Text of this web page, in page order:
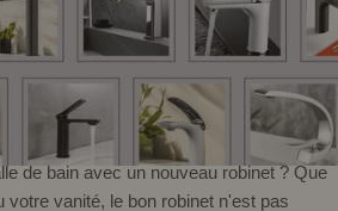
de bain avec un nouveau robinet ? Que
votre vanité, le bon robinet n'est pas